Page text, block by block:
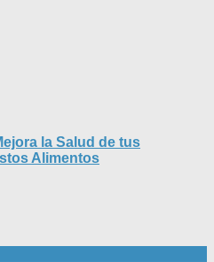
la Salud de tus
Alimentos